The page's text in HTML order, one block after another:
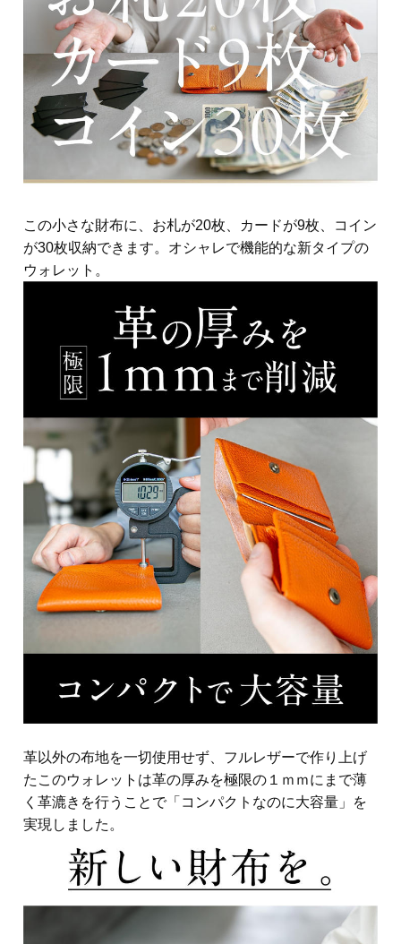
この小さな財布に、お札が20枚、カードが9枚、コイン
が30枚収納できます。オシャレで機能的な新タイプの
ウォレット。
革以外の布地を一切使用せず、フルレザーで作り上げ
たこのウォレットは革の厚みを極限の１ｍｍにまで薄
く革漉きを行うことで「コンパクトなのに大容量」を
実現しました。